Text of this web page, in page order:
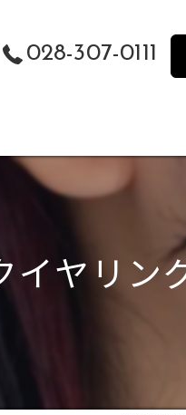
028-307-0111
イヤリン